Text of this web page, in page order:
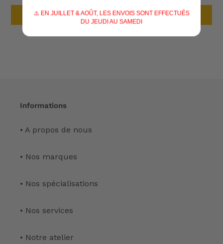
Écrire un avis
Informations
• A propos de nous
• Nos marques
• Nos spécialisations
• Nos services
• Notre atelier
⚠️ EN JUILLET & AOÛT, LES ENVOIS SONT EFFECTUÉS
DU JEUDI AU SAMEDI